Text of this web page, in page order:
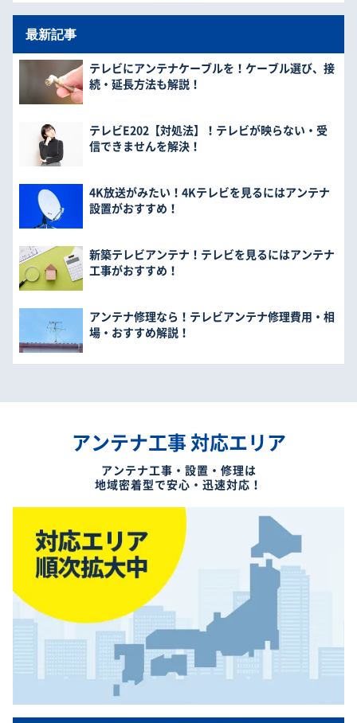
最新記事
テレビにアンテナケーブルを！ケーブル選び、接
続・延長方法も解説！
テレビE202【対処法】！テレビが映らない・受
信できませんを解決！
4K放送がみたい！4Kテレビを見るにはアンテナ
設置がおすすめ！
新築テレビアンテナ！テレビを見るにはアンテナ
工事がおすすめ！
アンテナ修理なら！テレビアンテナ修理費用・相
場・おすすめ解説！
アンテナ工事 対応エリア
アンテナ工事・設置・修理は
地域密着型で安心・迅速対応！